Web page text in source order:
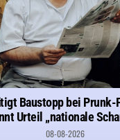
Baustopp bei Prunk-
Urteil „nationale
08-08-2026